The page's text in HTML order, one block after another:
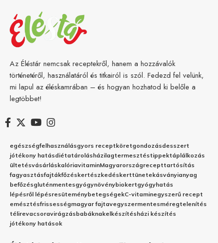
Az Éléstár nemcsak receptekről, hanem a hozzávalók
történetéről, használatáról és titkairól is szól. Fedezd fel velünk,
mi lapul az éléskamrában – és hogyan hozhatod ki belőle a
legtöbbet!
egészségfelhasználásgyors receptköretgondozásdesszert
jótékony hatásdiétatárolásházilagtermesztéstippektáplálkozás
ültetésvásárláskalóriavitaminMagyarországrecepttartósítás
fagyasztásfajtákfőzéskertészkedéskerttünetekásványianyag
befőzésgluténmentesgyógynövénybiokertgyógyhatás
lépésről lépésresüteménybetegségekC-vitaminegyszerű recept
emésztésfrissességmagyar fajtavegyszermentesméregtelenítés
télirevacsoravirágzásbabáknakelkészítésházi készítés
jótékony hatások